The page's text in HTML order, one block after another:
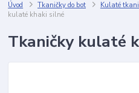
Úvod Tkaničky do bot Kulaté
kulaté khaki silné
Tkaničky kulaté